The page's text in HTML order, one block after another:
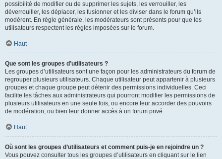
possibilité de modifier ou de supprimer les sujets, les verrouiller, les
déverrouiller, les déplacer, les fusionner et les diviser dans le forum qu’ils
modèrent. En règle générale, les modérateurs sont présents pour que les
utilisateurs respectent les règles imposées sur le forum.
Haut
Que sont les groupes d’utilisateurs ?
Les groupes d’utilisateurs sont une façon pour les administrateurs du forum de
regrouper plusieurs utilisateurs. Chaque utilisateur peut appartenir à plusieurs
groupes et chaque groupe peut détenir des permissions individuelles. Ceci
facilite les tâches aux administrateurs qui pourront modifier les permissions de
plusieurs utilisateurs en une seule fois, ou encore leur accorder des pouvoirs
de modération, ou bien leur donner accès à un forum privé.
Haut
Où sont les groupes d’utilisateurs et comment puis-je en rejoindre un ?
Vous pouvez consulter tous les groupes d’utilisateurs en cliquant sur le lien